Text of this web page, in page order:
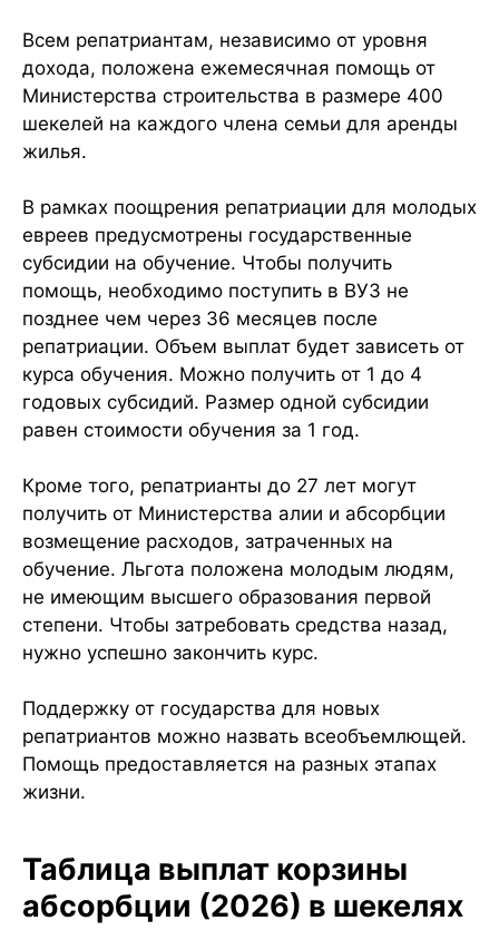
Всем репатриантам, независимо от уровня
дохода, положена ежемесячная помощь от
Министерства строительства в размере 400
шекелей на каждого члена семьи для аренды
жилья.
В рамках поощрения репатриации для молодых
евреев предусмотрены государственные
субсидии на обучение. Чтобы получить
помощь, необходимо поступить в ВУЗ не
позднее чем через 36 месяцев после
репатриации. Объем выплат будет зависеть от
курса обучения. Можно получить от 1 до 4
годовых субсидий. Размер одной субсидии
равен стоимости обучения за 1 год.
Кроме того, репатрианты до 27 лет могут
получить от Министерства алии и абсорбции
возмещение расходов, затраченных на
обучение. Льгота положена молодым людям,
не имеющим высшего образования первой
степени. Чтобы затребовать средства назад,
нужно успешно закончить курс.
Поддержку от государства для новых
репатриантов можно назвать всеобъемлющей.
Помощь предоставляется на разных этапах
жизни.
Таблица выплат корзины
абсорбции (2026) в шекелях